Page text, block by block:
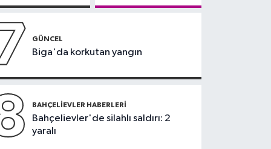
arasında
GÜNCEL
Biga'da korkutan yangın
BAHÇELIEVLER HABERLERI
Bahçelievler'de silahlı saldırı: 2
yaralı